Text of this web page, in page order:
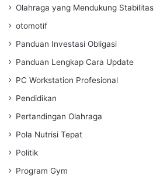
Olahraga yang Mendukung Stabilitas
otomotif
Panduan Investasi Obligasi
Panduan Lengkap Cara Update
PC Workstation Profesional
Pendidikan
Pertandingan Olahraga
Pola Nutrisi Tepat
Politik
Program Gym